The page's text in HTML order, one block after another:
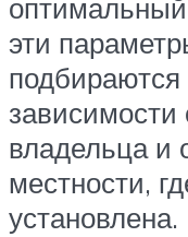
эти
зависимости
владельца и
местности,
установлена.